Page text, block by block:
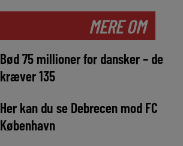
MERE OM
Bød 75 millioner for dansker – de
kræver 135
Her kan du se Debrecen mod FC
København